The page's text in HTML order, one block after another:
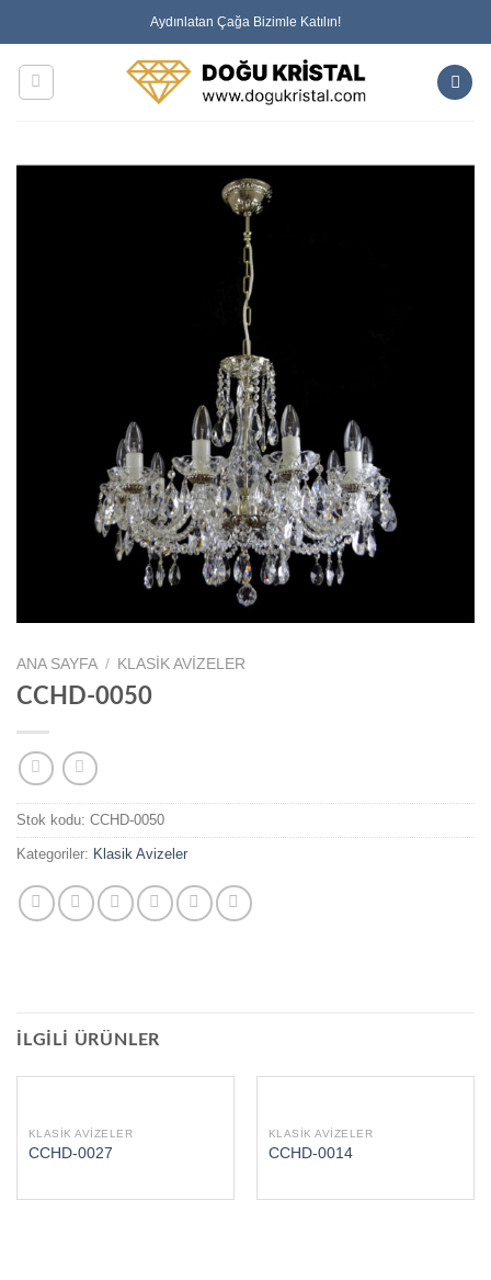
atla
Aydınlatan Çağa Bizimle Katılın!
ANA SAYFA / KLASIK AVIZELER
CCHD-0050
Stok kodu: CCHD-0050
Kategoriler: Klasik Avizeler
İLGILI ÜRÜNLER
KLASIK AVIZELER
CCHD-0027
KLASIK AVIZELER
CCHD-0014